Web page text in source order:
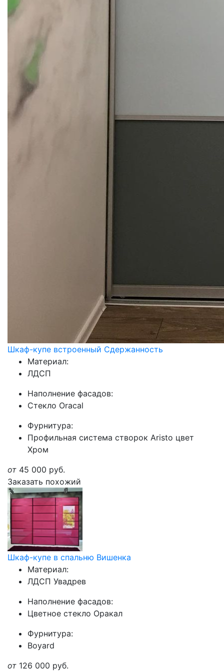
Шкаф-купе встроенный Сдержанность
Материал:
ЛДСП
Наполнение фасадов:
Стекло Oracal
Фурнитура:
Профильная система створок Aristo цвет
Хром
от 45 000 руб.
Заказать похожий
Шкаф-купе в спальню Вишенка
Материал:
ЛДСП Увадрев
Наполнение фасадов:
Цветное стекло Оракал
Фурнитура:
Boyard
от 126 000 руб.